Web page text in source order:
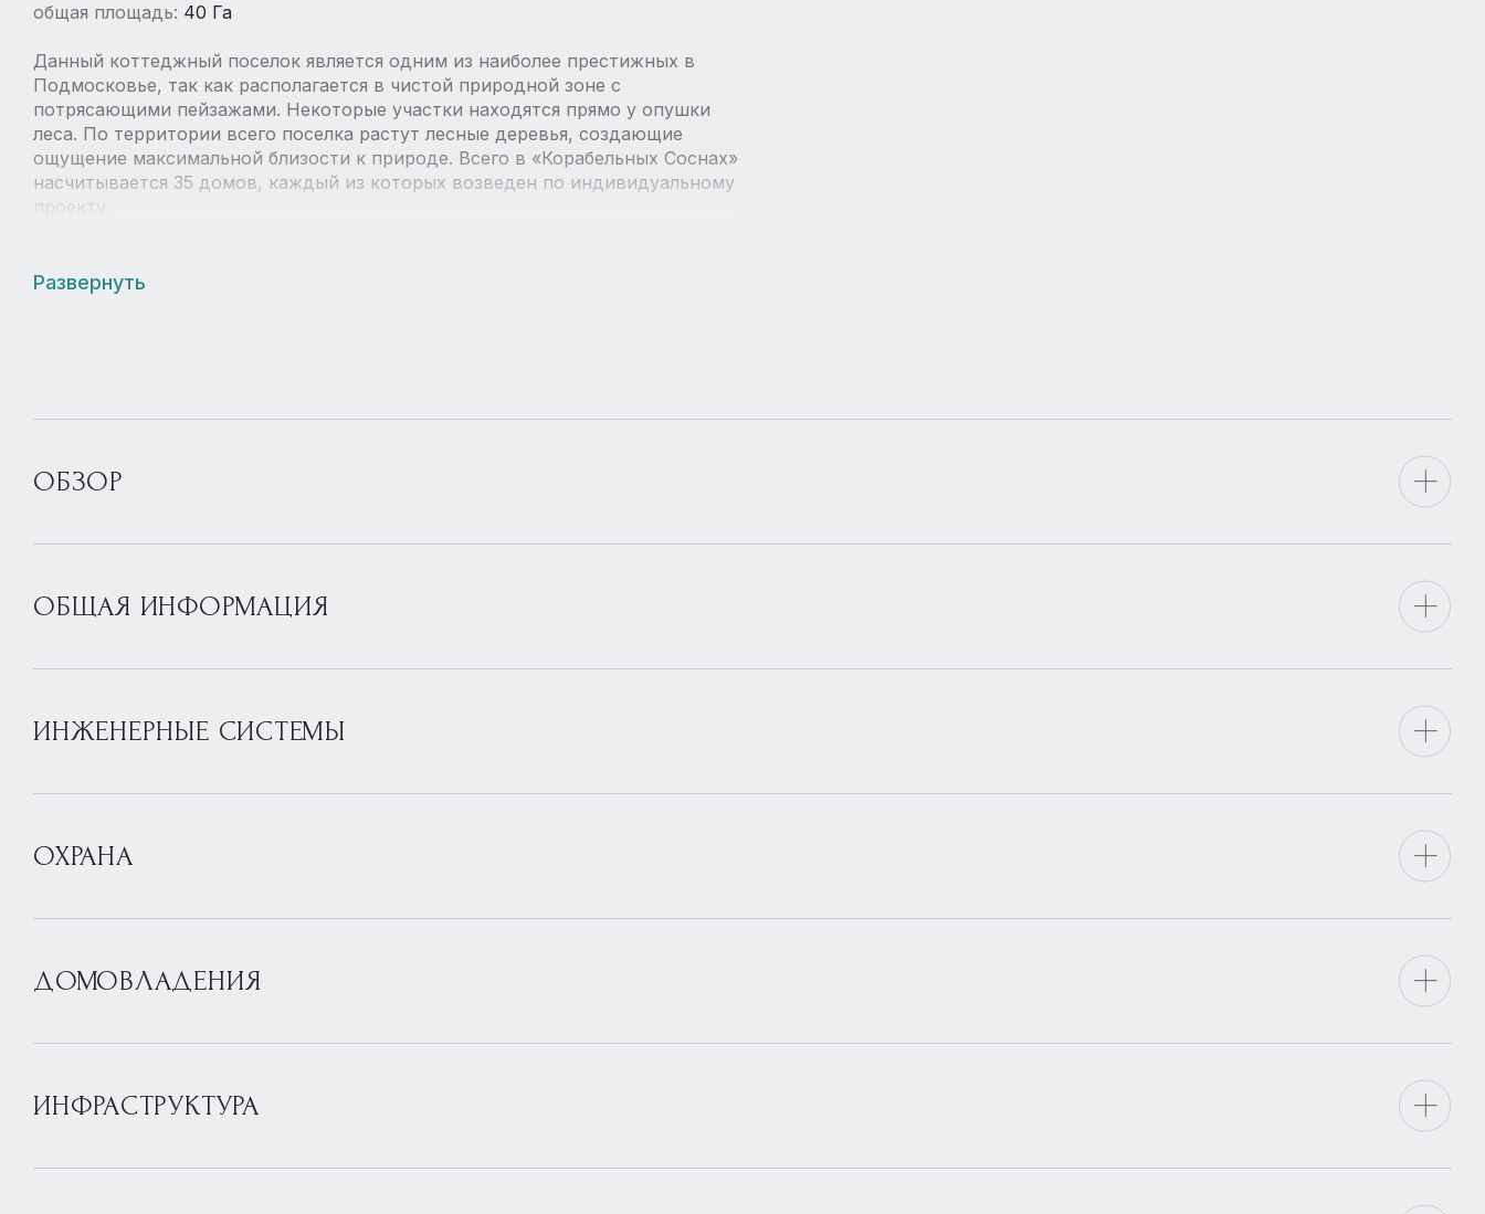
общая площадь: 40 Га
Данный коттеджный поселок является одним из наиболее престижных в
Подмосковье, так как располагается в чистой природной зоне с
потрясающими пейзажами. Некоторые участки находятся прямо у опушки
леса. По территории всего поселка растут лесные деревья, создающие
ощущение максимальной близости к природе. Всего в «Корабельных Соснах»
насчитывается 35 домов, каждый из которых возведен по индивидуальному
проекту.
Развернуть
ОБЗОР
ОБЩАЯ ИНФОРМАЦИЯ
ИНЖЕНЕРНЫЕ СИСТЕМЫ
ОХРАНА
ДОМОВЛАДЕНИЯ
ИНФРАСТРУКТУРА